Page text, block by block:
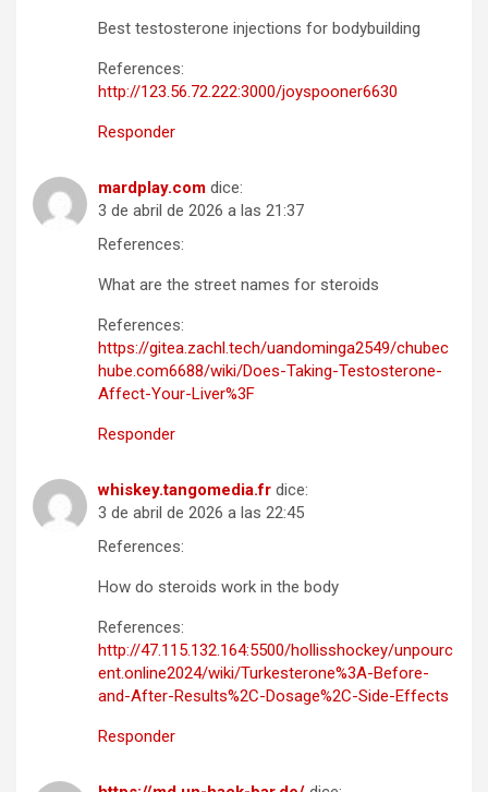
Best testosterone injections for bodybuilding
References:
http://123.56.72.222:3000/joyspooner6630
Responder
mardplay.com dice:
3 de abril de 2026 a las 21:37
References:
What are the street names for steroids
References:
https://gitea.zachl.tech/uandominga2549/chubec
hube.com6688/wiki/Does-Taking-Testosterone-
Affect-Your-Liver%3F
Responder
whiskey.tangomedia.fr dice:
3 de abril de 2026 a las 22:45
References:
How do steroids work in the body
References:
http://47.115.132.164:5500/hollisshockey/unpourc
ent.online2024/wiki/Turkesterone%3A-Before-
and-After-Results%2C-Dosage%2C-Side-Effects
Responder